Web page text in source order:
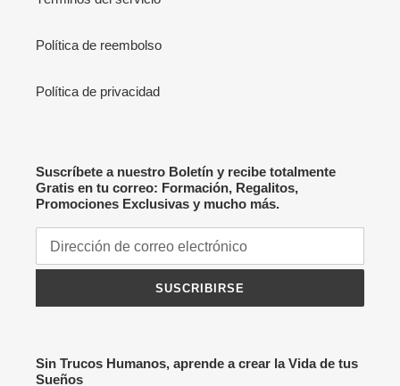
Política de reembolso
Política de privacidad
Suscríbete a nuestro Boletín y recibe totalmente
Gratis en tu correo: Formación, Regalitos,
Promociones Exclusivas y mucho más.
SUSCRIBIRSE
Sin Trucos Humanos, aprende a crear la Vida de tus
Sueños